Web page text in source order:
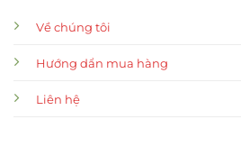
Về chúng tôi
Hướng dẩn mua hàng
Liên hệ